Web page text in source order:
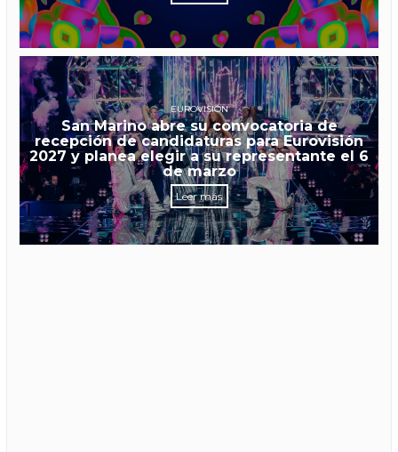
EUROVISIÓN
San Marino abre su convocatoria de
recepción de candidaturas para Eurovisión
2027 y planea elegir a su representante el 6
de marzo
Leer más